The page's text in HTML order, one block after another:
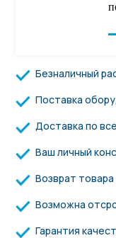
Безналичный
Поставка
Доставка по
Ваш личный
Возврат
Возможна
Гарантия